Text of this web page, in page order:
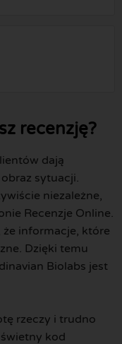
recenzję?
dają
sytuacji.
niezależne,
Recenzje Online.
informacje, które
Dzięki temu
Biolabs jest
rzeczy i trudno
kod